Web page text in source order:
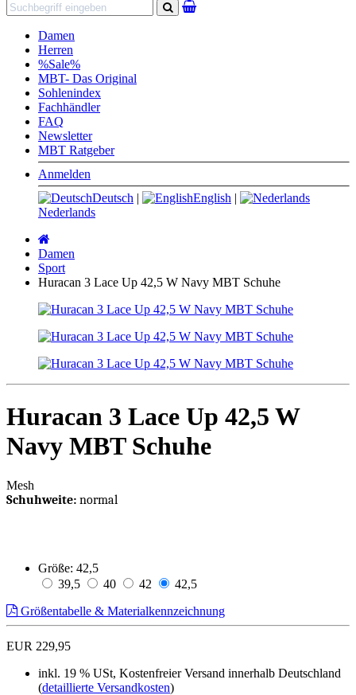
Suchen
Damen
Herren
%Sale%
MBT- Das Original
Sohlenindex
Fachhändler
FAQ
Newsletter
MBT Ratgeber
Anmelden
Deutsch | English |
Nederlands
Damen
Sport
Huracan 3 Lace Up 42,5 W Navy MBT Schuhe
Huracan 3 Lace Up 42,5 W
Navy MBT Schuhe
Mesh
Schuhweite: normal
Größe: 42,5
39,5
40 42
42,5
Größentabelle & Materialkennzeichnung
EUR 229,95
inkl. 19 % USt, Kostenfreier Versand innerhalb Deutschland
(detaillierte Versandkosten)